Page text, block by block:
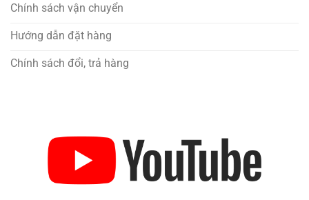
Chính sách vận chuyển
Hướng dẫn đặt hàng
Chính sách đổi, trả hàng